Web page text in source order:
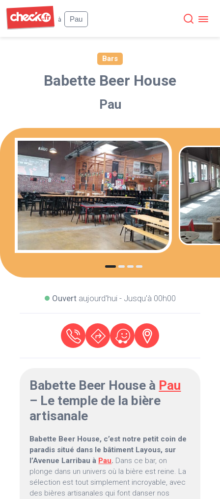
à
Pau
Bars
Babette Beer House
Pau
Ouvertaujourd'hui - Jusqu'à 00h00
Babette Beer House à Pau
– Le temple de la bière
artisanale
Babette Beer House, c’est notre petit coin de
paradis situé dans le bâtiment Layous, sur
l’Avenue Larribau à Pau. Dans ce bar, on
plonge dans un univers où la bière est reine. La
sélection est tout simplement incroyable, avec
des bières artisanales qui font danser nos